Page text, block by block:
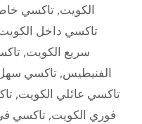
الكويت, تاكسي
تاكسي داخل
سريع الكويت,
الفنيطيس, تاكسي
تاكسي عائلي الكويت,
فوري الكويت, تاكسي